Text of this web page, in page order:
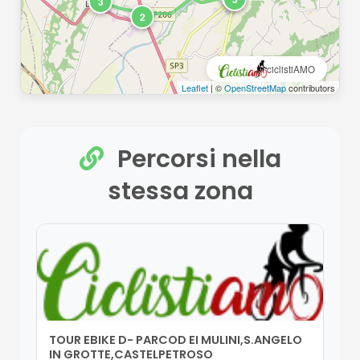
ciclistiAMO
2
Leaflet| ©OpenStreetMapcontributors
Percorsi nella
stessa zona
TOUR EBIKE D- PARCOD EI MULINI,S.ANGELO
IN GROTTE,CASTELPETROSO